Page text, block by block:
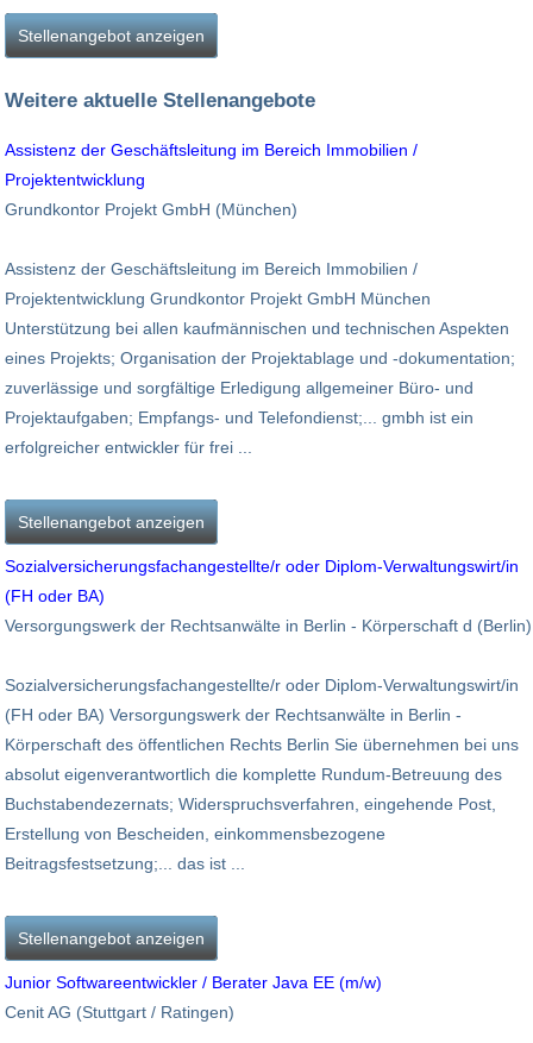
Stellenangebot anzeigen
Weitere aktuelle Stellenangebote
Assistenz der Geschäftsleitung im Bereich Immobilien /
Projektentwicklung
Grundkontor Projekt GmbH (München)
Assistenz der Geschäftsleitung im Bereich Immobilien /
Projektentwicklung Grundkontor Projekt GmbH München
Unterstützung bei allen kaufmännischen und technischen Aspekten
eines Projekts; Organisation der Projektablage und -dokumentation;
zuverlässige und sorgfältige Erledigung allgemeiner Büro- und
Projektaufgaben; Empfangs- und Telefondienst;... gmbh ist ein
erfolgreicher entwickler für frei ...
Stellenangebot anzeigen
Sozialversicherungsfachangestellte/r oder Diplom-Verwaltungswirt/in
(FH oder BA)
Versorgungswerk der Rechtsanwälte in Berlin - Körperschaft d (Berlin)
Sozialversicherungsfachangestellte/r oder Diplom-Verwaltungswirt/in
(FH oder BA) Versorgungswerk der Rechtsanwälte in Berlin -
Körperschaft des öffentlichen Rechts Berlin Sie übernehmen bei uns
absolut eigenverantwortlich die komplette Rundum-Betreuung des
Buchstabendezernats; Widerspruchsverfahren, eingehende Post,
Erstellung von Bescheiden, einkommensbezogene
Beitragsfestsetzung;... das ist ...
Stellenangebot anzeigen
Junior Softwareentwickler / Berater Java EE (m/w)
Cenit AG (Stuttgart / Ratingen)